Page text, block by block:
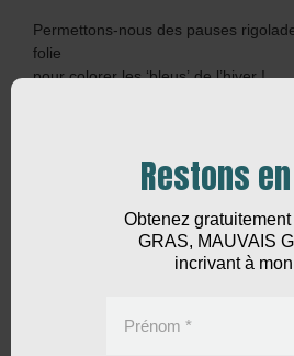
Permettons-nous des pauses
folie
pour colorer les ‘bleus’ de l’hiver !
Clown-thérapeuteRestons
Obtenez
GRAS, MAUVAIS
incrivant à
Prénom *